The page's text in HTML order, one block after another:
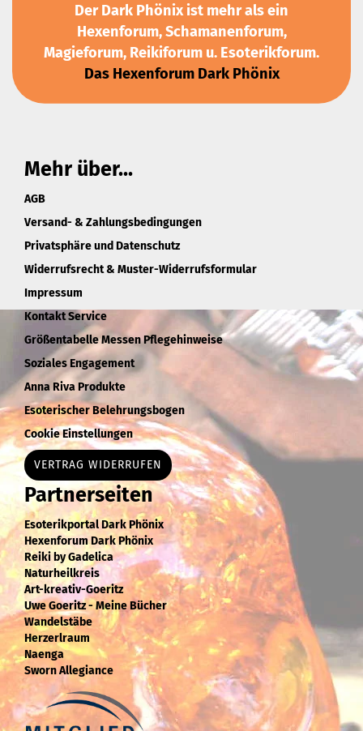
Der Dark Phönix ist mehr als ein
Hexenforum, Schamanenforum,
Magieforum, Reikiforum u. Esoterikforum.
Das Hexenforum Dark Phönix
Mehr über...
AGB
Versand- & Zahlungsbedingungen
Privatsphäre und Datenschutz
Widerrufsrecht & Muster-Widerrufsformular
Impressum
Kontakt Service
Größentabelle Messen Pflegehinweise
Soziales Engagement
Anna Riva Produkte
Esoterischer Belehrungsbogen
Cookie Einstellungen
VERTRAG WIDERRUFEN
Partnerseiten
Esoterikportal Dark Phönix
Hexenforum Dark Phönix
Reiki by Gadelica
Naturheilkreis
Art-kreativ-Goeritz
Uwe Goeritz - Meine Bücher
Wandelstäbe
Herzerlraum
Naenga
Sworn Allegiance